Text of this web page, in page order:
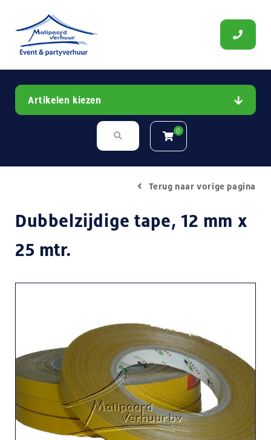
Artikelen kiezen
0
Terug naar vorige pagina
Dubbelzijdige tape, 12 mm x
25 mtr.